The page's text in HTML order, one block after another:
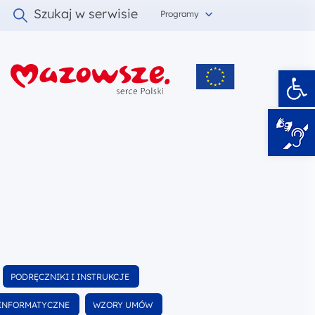
Szukaj w serwisie Programy
Wyfiltruj
PODRĘCZNIKI I INSTRUKCJE
wśród dokumentówWyfiltruj
WZORY UMÓW